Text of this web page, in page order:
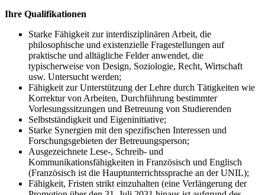
Ihre Qualifikationen
Starke Fähigkeit zur interdisziplinären Arbeit, die
philosophische und existenzielle Fragestellungen auf
praktische und alltägliche Felder anwendet, die
typischerweise von Design, Soziologie, Recht, Wirtschaft
usw. Untersucht werden;
Fähigkeit zur Unterstützung der Lehre durch Tätigkeiten wie
Korrektur von Arbeiten, Durchführung bestimmter
Vorlesungssitzungen und Betreuung von Studierenden
Selbstständigkeit und Eigeninitiative;
Starke Synergien mit den spezifischen Interessen und
Forschungsgebieten der Betreuungsperson;
Ausgezeichnete Lese-, Schreib- und
Kommunikationsfähigkeiten in Französisch und Englisch
(Französisch ist die Hauptunterrichtssprache an der UNIL);
Fähigkeit, Fristen strikt einzuhalten (eine Verlängerung der